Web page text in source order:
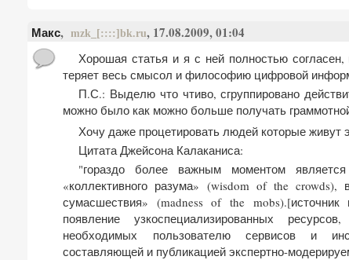
Макс, mzk_[::::]bk.ru, 17.08.2009, 01:04
Хорошая статья и я с ней полностью
теряет весь смысол и философию цифровой
П.С.: Выделю что чтиво, сгруппировано
можно было как можно больше получать
Хочу даже процетировать людей которые живут
Цитата Джейсона Калаканиса:
"гораздо более важным моментом
«коллективного разума» (wisdom of the crowds),
сумасшествия» (madness of the
появление узкоспециализированных
необходимых пользователю сервисов и
составляющей и публикацией экспертно-